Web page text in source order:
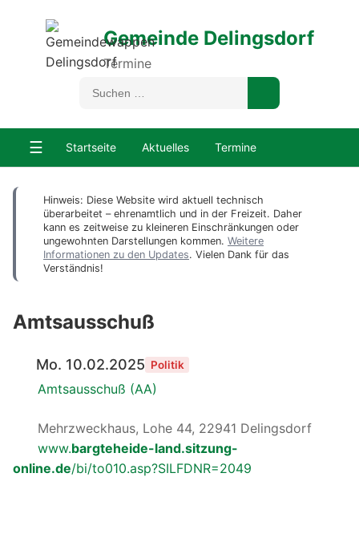
Gemeinde Delingsdorf
Termine
☰ Startseite Aktuelles Termine
Hinweis: Diese Website wird aktuell technisch
überarbeitet – ehrenamtlich und in der Freizeit. Daher
kann es zeitweise zu kleineren Einschränkungen oder
ungewohnten Darstellungen kommen. Weitere
Informationen zu den Updates. Vielen Dank für das
Verständnis!
Amtsausschuß
Mo. 10.02.2025 Politik
Amtsausschuß (AA)
Mehrzweckhaus, Lohe 44, 22941 Delingsdorf
www.bargteheide-land.sitzung-
online.de/bi/to010.asp?SILFDNR=2049